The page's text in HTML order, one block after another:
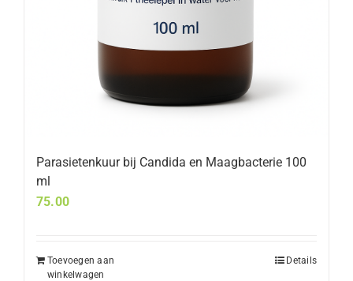
Parasietenkuur bij Candida en Maagbacterie 100
ml
75.00
Toevoegen aan
winkelwagen
Details